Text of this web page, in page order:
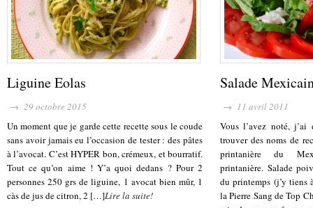
Liguine Eolas
→ 29 octobre 2015
Un moment que je garde cette recette sous le coude
sans avoir jamais eu l’occasion de tester : des pâtes
à l’avocat. C’est HYPER bon, crémeux, et bourratif.
Tout ce qu’on aime ! Y’a quoi dedans ? Pour 2
personnes 250 grs de liguine, 1 avocat bien mûr, 1
càs de jus de citron, 2 […]Lire la suite!
Salade
→ 11 avril 2011
Vous l’avez noté,
trouver des noms de
printanière du
printanière. Salade
du printemps (j’y tiens
la Pierre Sang de Top